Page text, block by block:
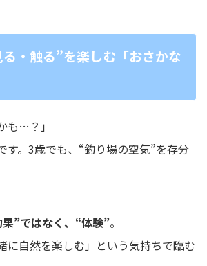
・触る”を楽しむ「おさかな
も…？」
す。3歳でも、“釣り場の空気”を存分
”ではなく、“体験”。
に自然を楽しむ」という気持ちで臨む